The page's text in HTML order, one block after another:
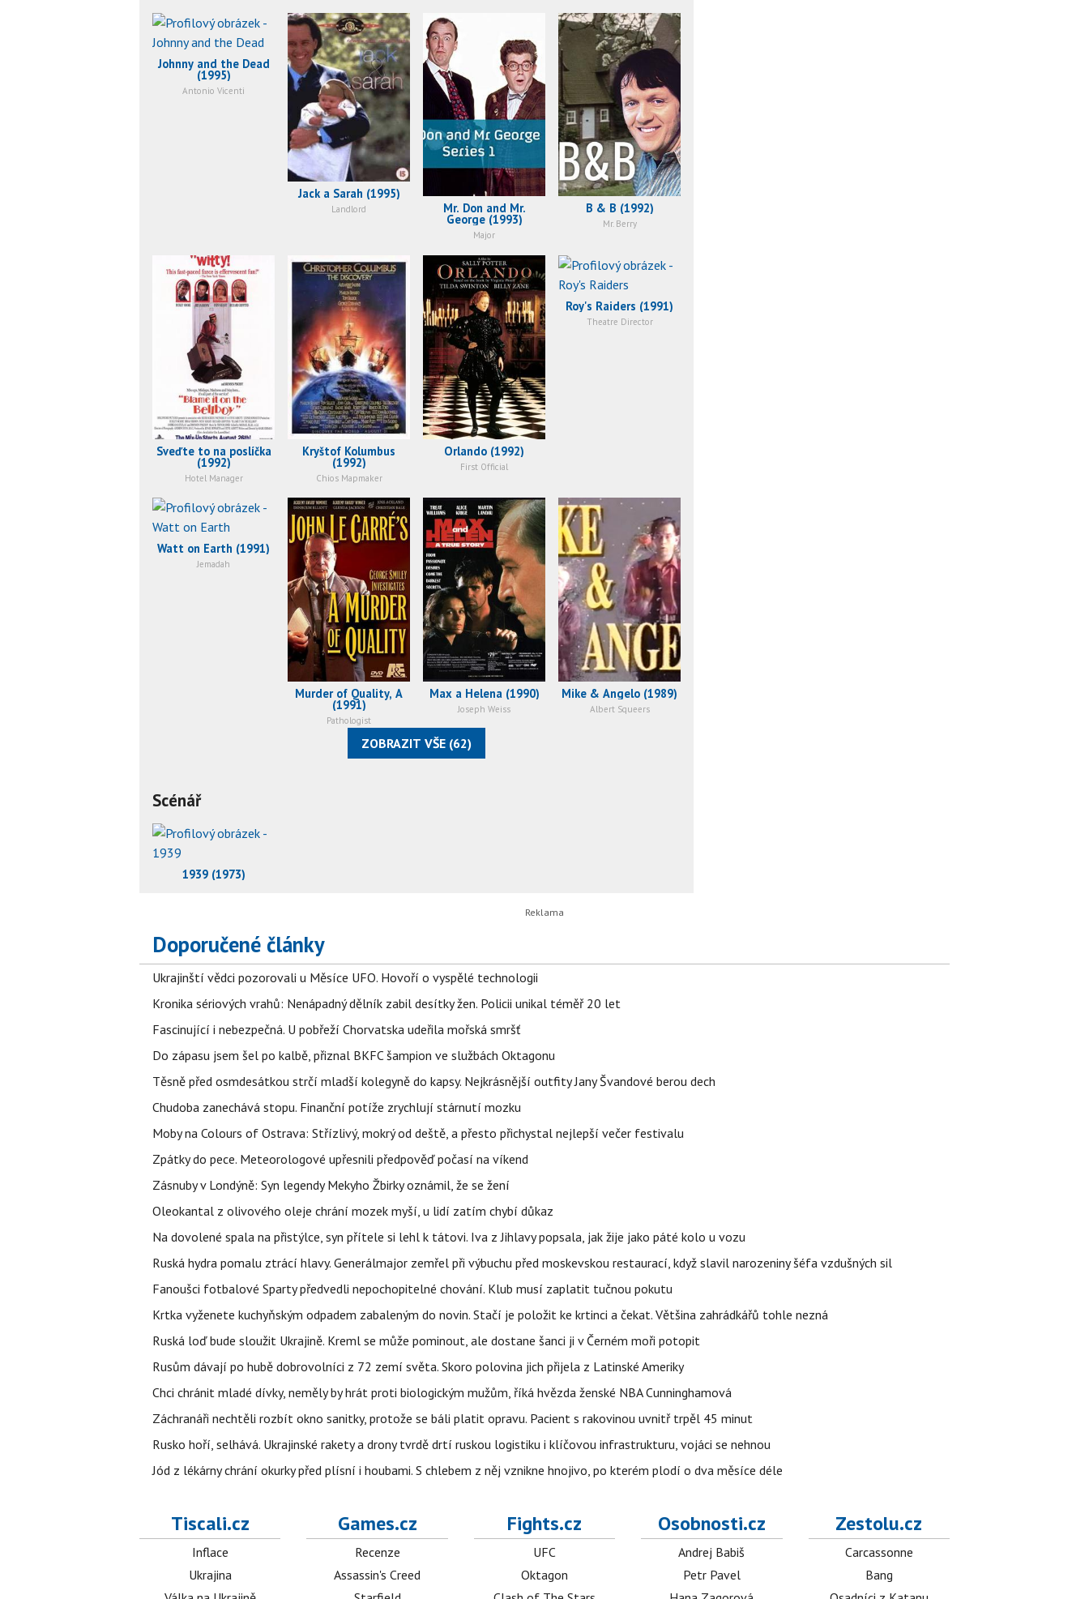
Johnny and the Dead
(1995)
Antonio Vicenti
Jack a Sarah (1995)
Landlord Mr. Don and Mr.
George (1993)
Major
B & B (1992)
Mr. Berry
Sveďte to na poslíčka
(1992)
Hotel Manager
Kryštof Kolumbus
(1992)
Chios Mapmaker
Orlando (1992)
First Official
Roy's Raiders (1991)
Theatre Director
Watt on Earth (1991)
Jemadah
Murder of Quality, A
(1991)
Pathologist
Max a Helena (1990)
Joseph Weiss
Mike & Angelo (1989)
Albert Squeers
ZOBRAZIT VŠE (62)
Scénář
1939 (1973)
Doporučené články
Ukrajinští vědci pozorovali u Měsíce UFO. Hovoří o vyspělé technologii
Kronika sériových vrahů: Nenápadný dělník zabil desítky žen. Policii unikal téměř 20 let
Fascinující i nebezpečná. U pobřeží Chorvatska udeřila mořská smršť
Do zápasu jsem šel po kalbě, přiznal BKFC šampion ve službách Oktagonu
Těsně před osmdesátkou strčí mladší kolegyně do kapsy. Nejkrásnější outfity Jany Švandové berou dech
Chudoba zanechává stopu. Finanční potíže zrychlují stárnutí mozku
Moby na Colours of Ostrava: Střízlivý, mokrý od deště, a přesto přichystal nejlepší večer festivalu
Zpátky do pece. Meteorologové upřesnili předpověď počasí na víkend
Zásnuby v Londýně: Syn legendy Mekyho Žbirky oznámil, že se žení
Oleokantal z olivového oleje chrání mozek myší, u lidí zatím chybí důkaz
Na dovolené spala na přistýlce, syn přítele si lehl k tátovi. Iva z Jihlavy popsala, jak žije jako páté kolo u vozu
Ruská hydra pomalu ztrácí hlavy. Generálmajor zemřel při výbuchu před moskevskou restaurací, když slavil narozeniny šéfa vzdušných sil
Fanoušci fotbalové Sparty předvedli nepochopitelné chování. Klub musí zaplatit tučnou pokutu
Krtka vyženete kuchyňským odpadem zabaleným do novin. Stačí je položit ke krtinci a čekat. Většina zahrádkářů tohle nezná
Ruská loď bude sloužit Ukrajině. Kreml se může pominout, ale dostane šanci ji v Černém moři potopit
Rusům dávají po hubě dobrovolníci z 72 zemí světa. Skoro polovina jich přijela z Latinské Ameriky
Chci chránit mladé dívky, neměly by hrát proti biologickým mužům, říká hvězda ženské NBA Cunninghamová
Záchranáři nechtěli rozbít okno sanitky, protože se báli platit opravu. Pacient s rakovinou uvnitř trpěl 45 minut
Rusko hoří, selhává. Ukrajinské rakety a drony tvrdě drtí ruskou logistiku i klíčovou infrastrukturu, vojáci se nehnou
Jód z lékárny chrání okurky před plísní i houbami. S chlebem z něj vznikne hnojivo, po kterém plodí o dva měsíce déle
Tiscali.cz
Inflace
Ukrajina
Games.cz
Recenze
Assassin's Creed
Fights.cz
UFC
Oktagon
Osobnosti.cz
Andrej Babiš
Petr Pavel
Zestolu.cz
Carcassonne
Bang